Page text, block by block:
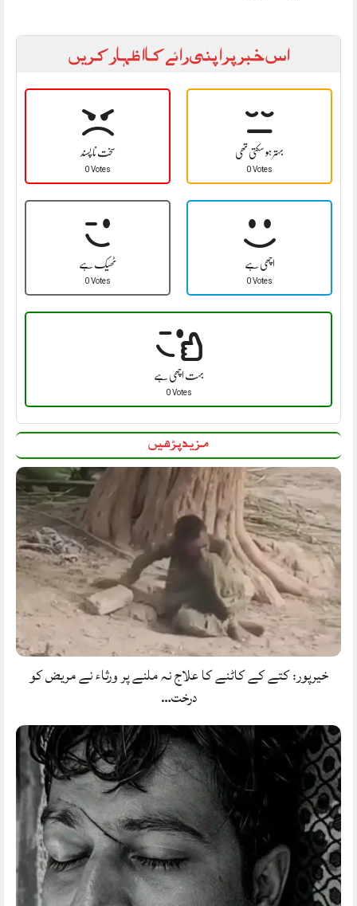
اس خبر پر اپنی رائے کا اظہار کریں
سخت نا پسند
0 Votes
بہتر ہو سکتی تھی
0 Votes
ٹھیک ہے
0 Votes
اچھی ہے
0 Votes
بہت اچھی ہے
0 Votes
مزید پڑھیں
خیرپور: کتے کے کاٹنے کا علاج نہ ملنے پر ورثاء نے مریض کو
درخت…